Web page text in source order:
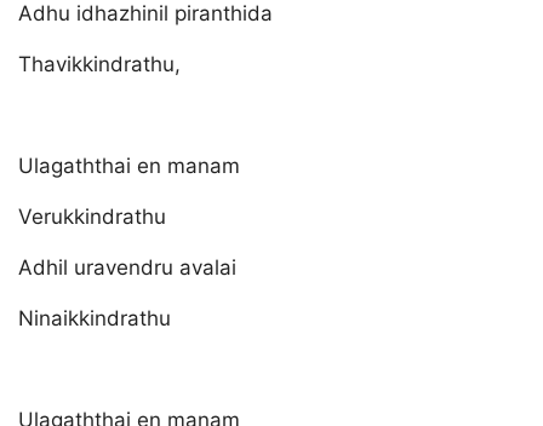
Adhu idhazhinil piranthida
Thavikkindrathu,
Ulagaththai en manam
Verukkindrathu
Adhil uravendru avalai
Ninaikkindrathu
Ulagaththai en manam